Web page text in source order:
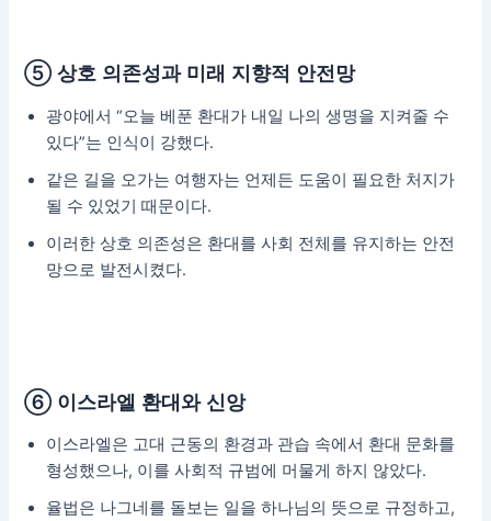
⑤ 상호 의존성과 미래 지향적 안전망
광야에서 “오늘 베푼 환대가 내일 나의 생명을 지켜줄 수
있다”는 인식이 강했다.
같은 길을 오가는 여행자는 언제든 도움이 필요한 처지가
될 수 있었기 때문이다.
이러한 상호 의존성은 환대를 사회 전체를 유지하는 안전
망으로 발전시켰다.
⑥ 이스라엘 환대와 신앙
이스라엘은 고대 근동의 환경과 관습 속에서 환대 문화를
형성했으나, 이를 사회적 규범에 머물게 하지 않았다.
율법은 나그네를 돌보는 일을 하나님의 뜻으로 규정하고,